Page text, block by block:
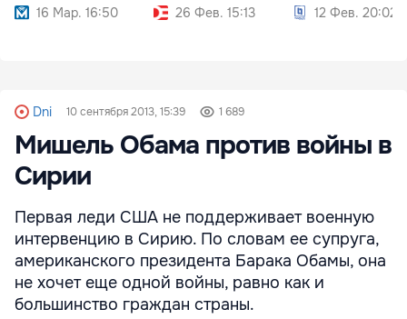
16 Мар. 16:50
26 Фев. 15:13
12 Фев. 20:02
Dni 10 сентября 2013, 15:39 1 689
Мишель Обама против войны в
Сирии
Первая леди США не поддерживает военную
интервенцию в Сирию. По словам ее супруга,
американского президента Барака Обамы, она
не хочет еще одной войны, равно как и
большинство граждан страны.